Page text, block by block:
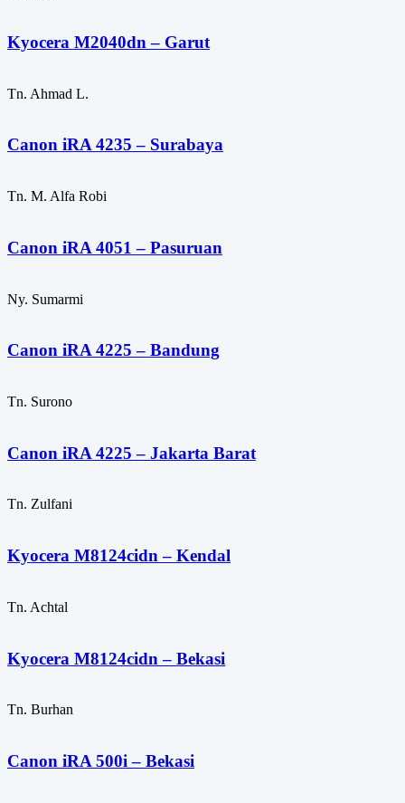
Kyocera M2040dn – Garut
Tn. Ahmad L.
Canon iRA 4235 – Surabaya
Tn. M. Alfa Robi
Canon iRA 4051 – Pasuruan
Ny. Sumarmi
Canon iRA 4225 – Bandung
Tn. Surono
Canon iRA 4225 – Jakarta Barat
Tn. Zulfani
Kyocera M8124cidn – Kendal
Tn. Achtal
Kyocera M8124cidn – Bekasi
Tn. Burhan
Canon iRA 500i – Bekasi